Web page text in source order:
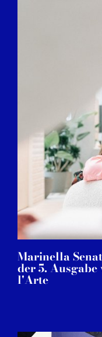
Marinella
der 5.
l'Arte